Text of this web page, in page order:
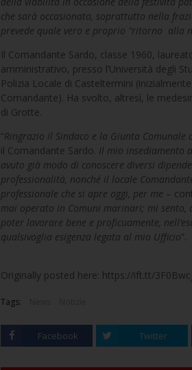
che sarà occasionata, soprattutto nella
prevede quale vero e proprio “ritorno alla
Il Comandante Sardo, classe 1960,
amministrativo, presso l’Università degli
Polizia Locale di Casteltermini
Comandante). Ha svolto, altresì, le
di Grotte.
“Ringrazio il Sindaco e la Giunta
il Comandante Sardo. Il mio insediamento
avuto già modo di conoscere diversi
professionalità, nonché il locale
professionale che si apre oggi, per me –
mai operato in Comuni marinari; mi sento,
poter lavorare bene e proficuamente,
qualsivoglia esigenza legata al mio Ufficio”.
Originally posted here: https://ift.tt/3F0Bwcj
Tags:
Facebook Twitter